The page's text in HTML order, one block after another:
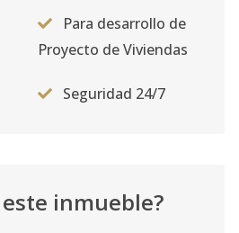
Para desarrollo de
Proyecto de Viviendas
Seguridad 24/7
inmueble?